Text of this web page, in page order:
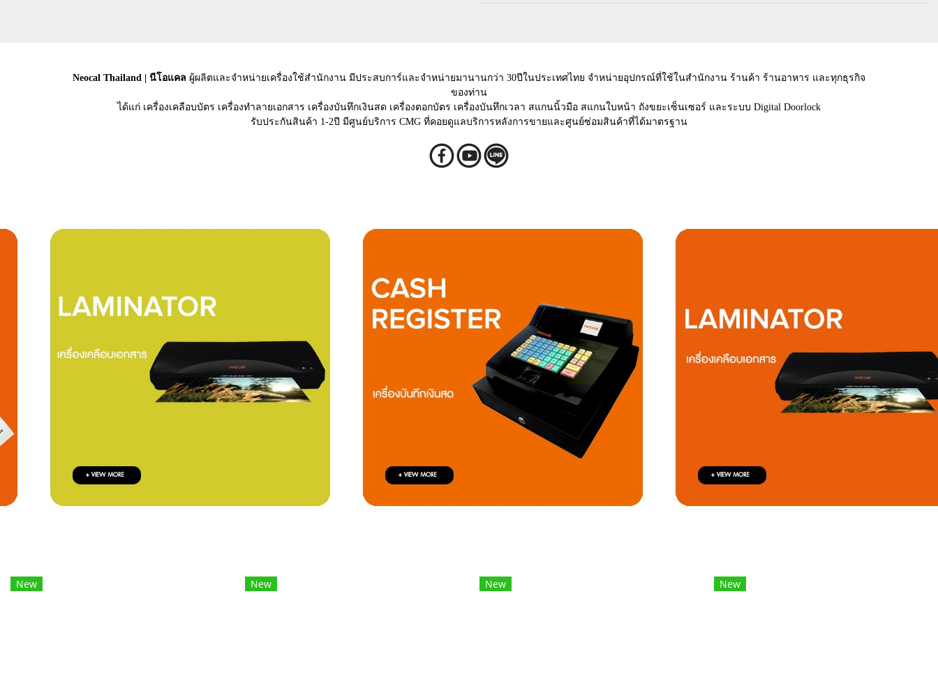
Neocal Thailand | นีโอแคล ผู้ผลิตและจำหน่ายเครื่องใช้สำนักงาน มีประสบการ์และจำหน่ายมานานกว่า 30ปีในประเทศไทย จำหน่ายอุปกรณ์ที่ใช้ในสำนักงาน ร้านค้า ร้านอาหาร และทุกธุรกิจ
ของท่าน
ได้แก่ เครื่องเคลือบบัตร เครื่องทำลายเอกสาร เครื่องบันทึกเงินสด เครื่องตอกบัตร เครื่องบันทึกเวลา สแกนนิ้วมือ สแกนใบหน้า ถังขยะเซ็นเซอร์ และระบบ Digital Doorlock
รับประกันสินค้า 1-2ปี มีศูนย์บริการ CMG ที่คอยดูแลบริการหลังการขายและศูนย์ซ่อมสินค้าที่ได้มาตรฐาน
New New New New